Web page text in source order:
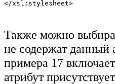
Также можно
не содержат данный
примера 17
атрибут